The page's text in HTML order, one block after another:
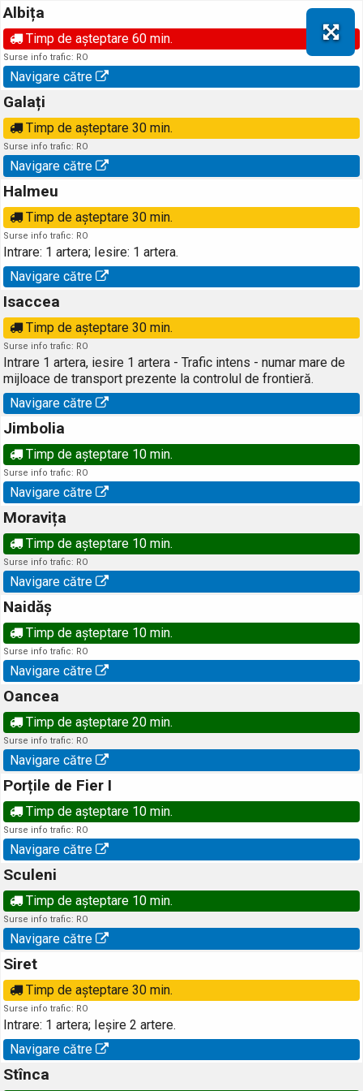
Albița
Timp de așteptare 60 min.
Surse info trafic: RO
Navigare către
Galați
Timp de așteptare 30 min.
Surse info trafic: RO
Navigare către
Halmeu
Timp de așteptare 30 min.
Surse info trafic: RO
Intrare: 1 artera; Iesire: 1 artera.
Navigare către
Isaccea
Timp de așteptare 30 min.
Surse info trafic: RO
Intrare 1 artera, iesire 1 artera - Trafic intens - numar mare de
mijloace de transport prezente la controlul de frontieră.
Navigare către
Jimbolia
Timp de așteptare 10 min.
Surse info trafic: RO
Navigare către
Moravița
Timp de așteptare 10 min.
Surse info trafic: RO
Navigare către
Naidăș
Timp de așteptare 10 min.
Surse info trafic: RO
Navigare către
Oancea
Timp de așteptare 20 min.
Surse info trafic: RO
Navigare către
Porțile de Fier I
Timp de așteptare 10 min.
Surse info trafic: RO
Navigare către
Sculeni
Timp de așteptare 10 min.
Surse info trafic: RO
Navigare către
Siret
Timp de așteptare 30 min.
Surse info trafic: RO
Intrare: 1 artera; Ieșire 2 artere.
Navigare către
Stînca